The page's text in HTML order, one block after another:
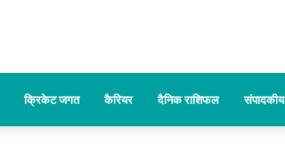
क्रिकेट जगत कैरियर दैनिक राशिफल संपादकीय